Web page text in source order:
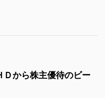
Ｄから株主優待のビー